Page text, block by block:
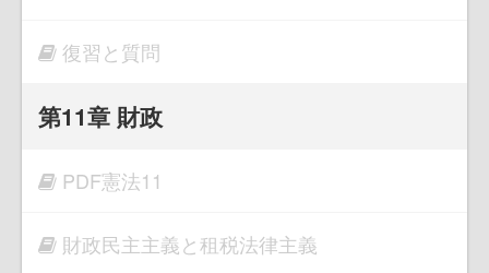
復習と質問
第11章 財政
PDF憲法11
財政民主主義と租税法律主義